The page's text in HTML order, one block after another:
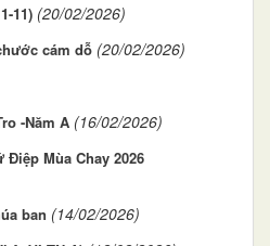
11) (20/02/2026)
cám dỗ (20/02/2026)
-Năm A (16/02/2026)
Mùa Chay 2026
ban (14/02/2026)